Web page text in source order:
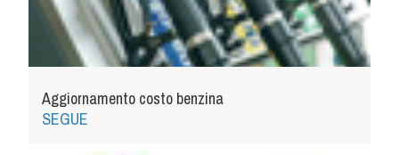
Aggiornamento costo benzina
SEGUE
Albo Fornitori
Referenti e gruppi di lavoro regionali
Scuole Federali
Tecnici